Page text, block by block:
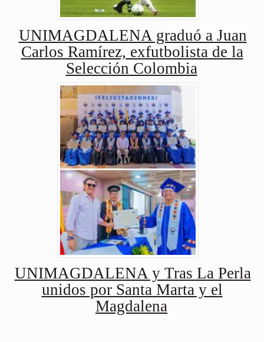
UNIMAGDALENA graduó a Juan
Carlos Ramírez, exfutbolista de la
Selección Colombia
UNIMAGDALENA y Tras La Perla
unidos por Santa Marta y el
Magdalena